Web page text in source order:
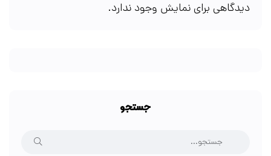
دیدگاهی برای نمایش وجود ندارد.
جستجو